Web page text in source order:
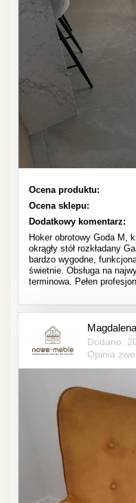
Ocena produktu:
Ocena sklepu:
Dodatkowy komentarz:
Hoker obrotowy Goda M,
okrągły stół rozkładany
bardzo wygodne,
świetnie. Obsługa na
terminowa. Pełen
Dodano:
Opinia